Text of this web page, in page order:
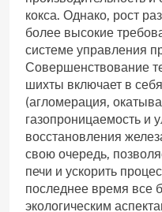
кокса. Однако‚ рост
более высокие
системе управления
Совершенствование
шихты включает в
(агломерация‚
газопроницаемость и
восстановления
свою очередь‚
печи и ускорить
последнее время все
экологическим